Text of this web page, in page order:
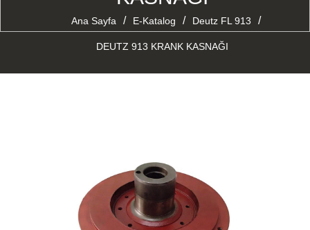
Ana Sayfa / E-Katalog / Deutz FL 913 /
DEUTZ 913 KRANK KASNAĞI